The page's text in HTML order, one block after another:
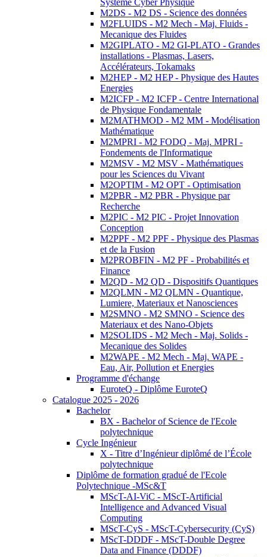
Système Cyber Physique
M2DS - M2 DS - Science des données
M2FLUIDS - M2 Mech - Maj. Fluids -
Mecanique des Fluides
M2GIPLATO - M2 GI-PLATO - Grandes
installations - Plasmas, Lasers,
Accélérateurs, Tokamaks
M2HEP - M2 HEP - Physique des Hautes
Energies
M2ICFP - M2 ICFP - Centre International
de Physique Fondamentale
M2MATHMOD - M2 MM - Modélisation
Mathématique
M2MPRI - M2 FODQ - Maj. MPRI -
Fondements de l'Informatique
M2MSV - M2 MSV - Mathématiques
pour les Sciences du Vivant
M2OPTIM - M2 OPT - Optimisation
M2PBR - M2 PBR - Physique par
Recherche
M2PIC - M2 PIC - Projet Innovation
Conception
M2PPF - M2 PPF - Physique des Plasmas
et de la Fusion
M2PROBFIN - M2 PF - Probabilités et
Finance
M2QD - M2 QD - Dispositifs Quantiques
M2QLMN - M2 QLMN - Quantique,
Lumiere, Materiaux et Nanosciences
M2SMNO - M2 SMNO - Science des
Materiaux et des Nano-Objets
M2SOLIDS - M2 Mech - Maj. Solids -
Mecanique des Solides
M2WAPE - M2 Mech - Maj. WAPE -
Eau, Air, Pollution et Energies
Programme d'échange
EuroteQ - Diplôme EuroteQ
Catalogue 2025 - 2026
Bachelor
BX - Bachelor of Science de l'Ecole
polytechnique
Cycle Ingénieur
X - Titre d’Ingénieur diplômé de l’École
polytechnique
Diplôme de formation gradué de l'Ecole
Polytechnique -MSc&T
MScT-AI-ViC - MScT-Artificial
Intelligence and Advanced Visual
Computing
MScT-CyS - MScT-Cybersecurity (CyS)
MScT-DDDF - MScT-Double Degree
Data and Finance (DDDF)